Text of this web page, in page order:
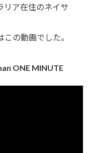
リア在住のネイサ
の動画でした。
ONE MINUTE